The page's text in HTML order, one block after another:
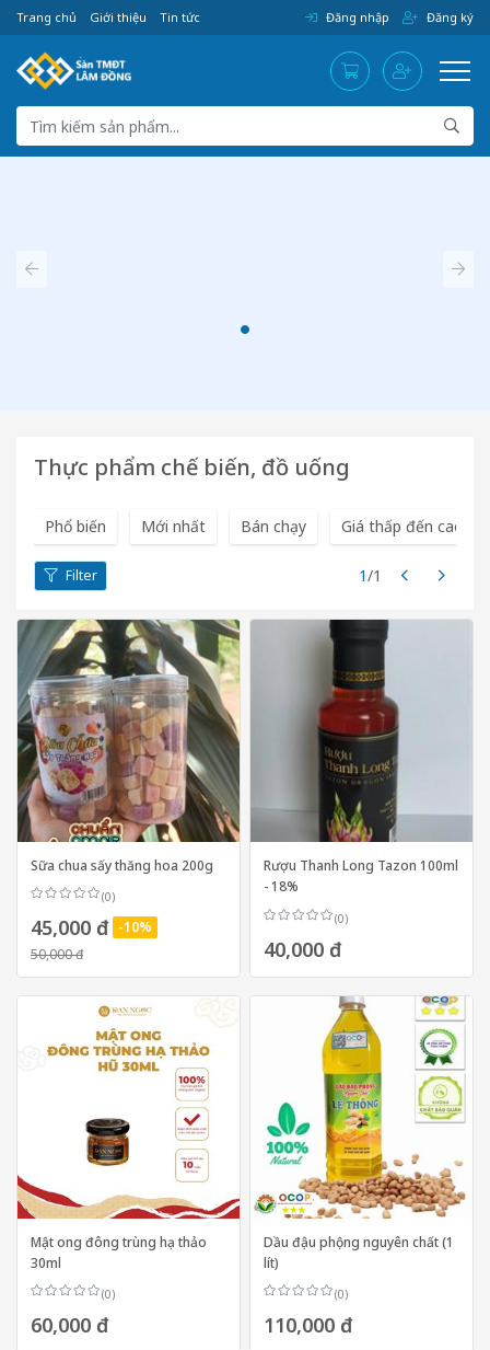
Trang chủ Giới thiệu Tin tức Đăng nhập Đăng ký
Thực phẩm chế biến, đồ uống
Phổ biến Mới nhất Bán chạy Giá thấp đến cao
Filter 1/1
Sữa chua sấy thăng hoa 200g
(0)
45,000 đ -10%
50,000 đ
Rượu Thanh Long Tazon 100ml
- 18%
(0)
40,000 đ
Mật ong đông trùng hạ thảo
30ml
(0)
60,000 đ
Dầu đậu phộng nguyên chất (1
lít)
(0)
110,000 đ